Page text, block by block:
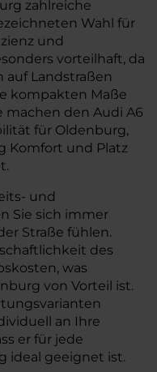
zahlreiche
Wahl für
und
vorteilhaft, da
auf Landstraßen
kompakten Maße
machen den Audi A6
für Oldenburg,
Komfort und Platz
und
Sie sich immer
Straße fühlen.
des
was
von Vorteil ist.
an Ihre
er für jede
ideal geeignet ist.